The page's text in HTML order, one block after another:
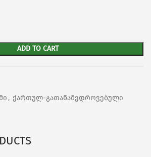
ADD TO CART
, ქართულ-გათანამედროვებული